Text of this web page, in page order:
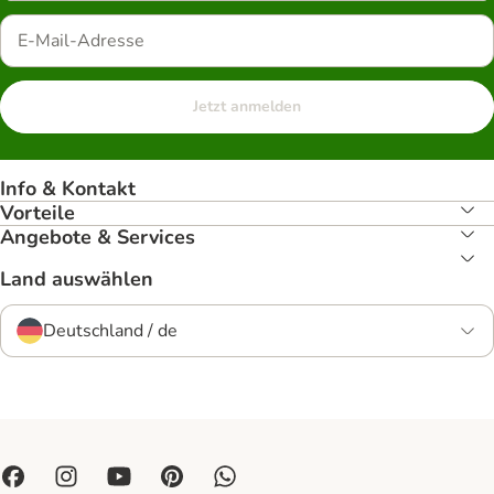
Jetzt anmelden
Info & Kontakt
Vorteile
Angebote & Services
Land auswählen
Deutschland / de